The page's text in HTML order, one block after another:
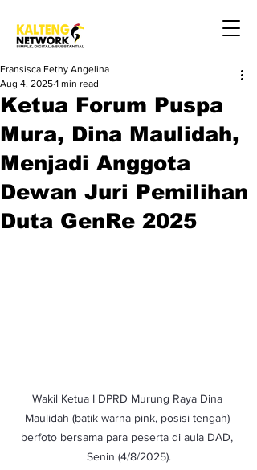
Ketua Forum Puspa
Mura, Dina Maulidah,
Menjadi Anggota
Dewan Juri Pemilihan
Duta GenRe 2025
Fransisca Fethy Angelina
Aug 4, 2025 1 min read
Wakil Ketua I DPRD Murung Raya Dina
Maulidah (batik warna pink, posisi tengah)
berfoto bersama para peserta di aula DAD,
Senin (4/8/2025).